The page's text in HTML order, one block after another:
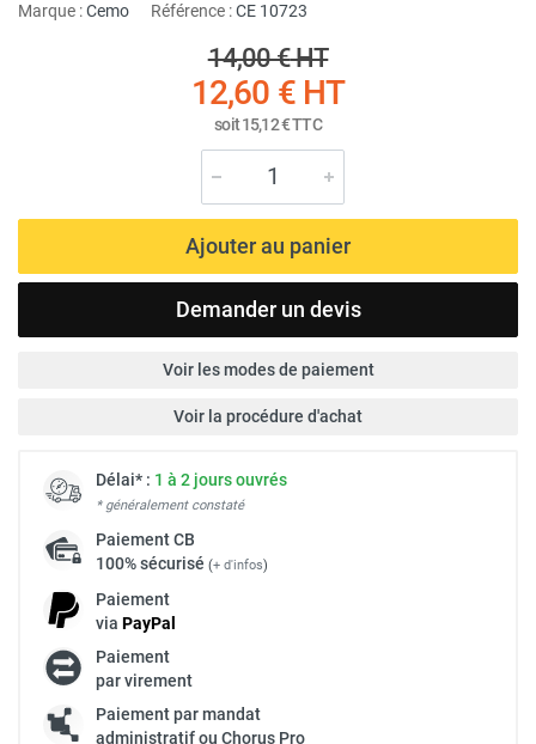
Marque :Cemo Référence :CE 10723
14,00 €HT
12,60 €HT
soit15,12 €TTC
Ajouter au panier
Demander un devis
Voir les modes de paiement
Voir la procédure d'achat
Délai* : 1 à 2 jours ouvrés
* généralement constaté
PaiementCB
100% sécurisé (+ d'infos)
Paiement
via PayPal
Paiement
par virement
Paiement par mandat
administratif ou Chorus Pro